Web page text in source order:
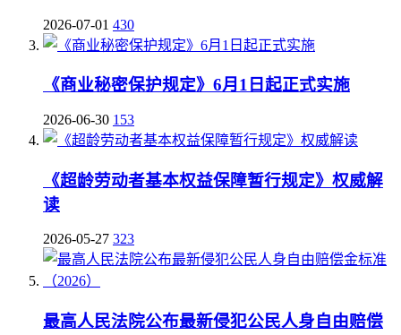
2026-07-01 430
《商业秘密保护规定》6月1日起正式实施
2026-06-30 153
《超龄劳动者基本权益保障暂行规定》权威解
读
2026-05-27 323
最高人民法院公布最新侵犯公民人身自由赔偿